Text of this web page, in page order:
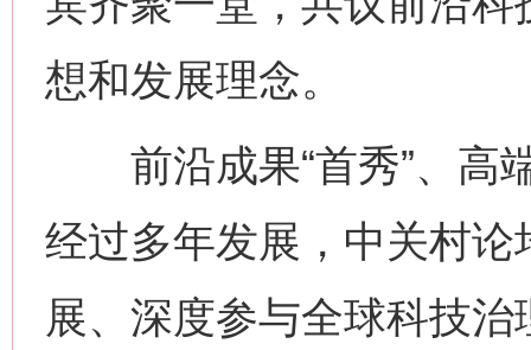
想和发展理念。
前沿成果“首秀”、高
经过多年发展，中关村
展、深度参与全球科技